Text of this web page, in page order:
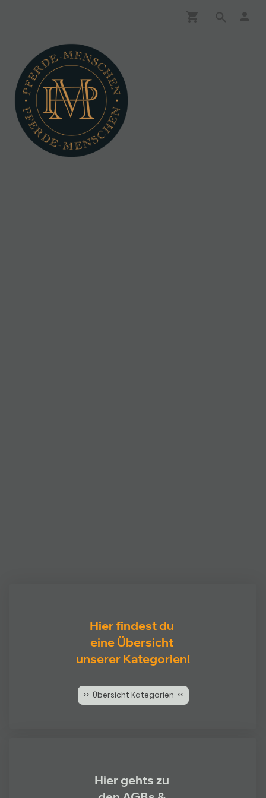
Hier findest du
eine Übersicht
unserer Kategorien!
>> Übersicht Kategorien <<
Hier gehts zu